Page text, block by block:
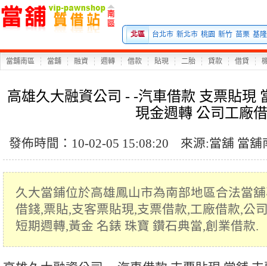
北區 台北市 新北市 桃園 新竹 苗栗 基隆
當舖南區 當舖 融資 週轉 借款 貼現 二胎 貸款 借貸
高雄久大融資公司 - -汽車借款 支票貼現
現金週轉 公司工廠
發佈時間：10-02-05 15:08:20 來源:當舖 當舖
久大當鋪位於高雄鳳山市為南部地區合法當
借錢,票貼,支客票貼現,支票借款,工廠借款,公
短期週轉,黃金 名錶 珠寶 鑽石典當,創業借款.